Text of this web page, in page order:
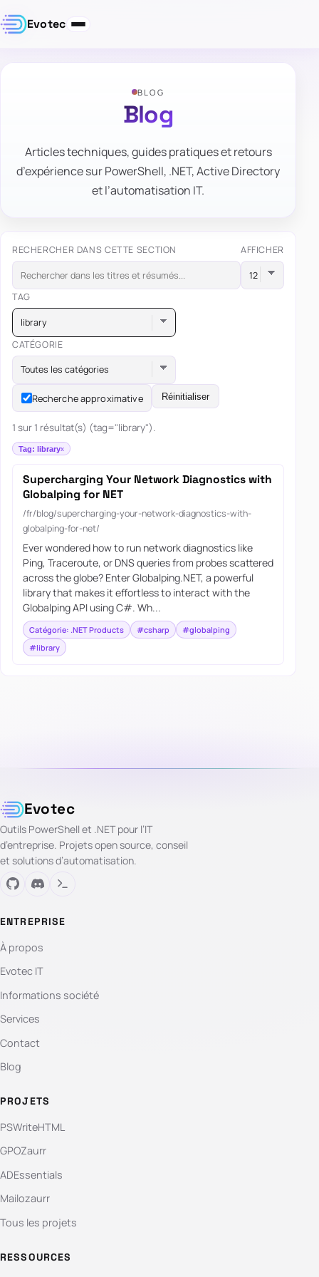
Evotec
BLOG
Blog
Articles techniques, guides pratiques et retours
d’expérience sur PowerShell, .NET, Active Directory
et l’automatisation IT.
RECHERCHER DANS CETTE SECTION AFFICHER
TAG
library
CATÉGORIE
Toutes les catégories
Recherche approximative Réinitialiser
1 sur 1 résultat(s) (tag="library").
Tag: library
Supercharging Your Network Diagnostics with
Globalping for NET
/fr/blog/supercharging-your-network-diagnostics-with-
globalping-for-net/
Ever wondered how to run network diagnostics like
Ping, Traceroute, or DNS queries from probes scattered
across the globe? Enter Globalping.NET, a powerful
library that makes it effortless to interact with the
Globalping API using C#. Wh...
Catégorie: .NET Products #csharp
#globalping
#library
Evotec
Outils PowerShell et .NET pour l’IT
d’entreprise. Projets open source, conseil
et solutions d’automatisation.
ENTREPRISE
À propos
Evotec IT
Informations société
Services
Contact
Blog
PROJETS
PSWriteHTML
GPOZaurr
ADEssentials
Mailozaurr
Tous les projets
RESSOURCES